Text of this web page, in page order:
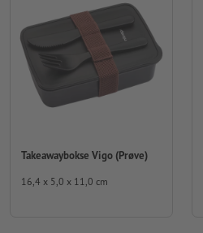
Takeawaybokse Vigo (Prøve)
16,4 x 5,0 x 11,0 cm